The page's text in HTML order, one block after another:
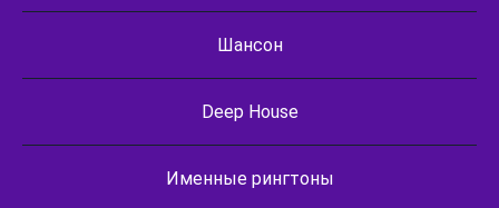
Шансон
Deep House
Именные рингтоны